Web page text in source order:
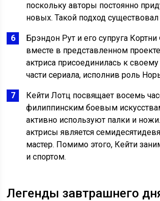
поскольку авторы постоянно
новых. Такой подход существовал
Брэндон Рут и его супруга
вместе в представленном
актриса присоединилась к
части сериала, исполнив роль
Кейти Лотц посвящает восемь
филиппинским боевым
активно используют палки и
актрисы является
мастер. Помимо этого, Кейти
и спортом.
Легенды завтрашнего